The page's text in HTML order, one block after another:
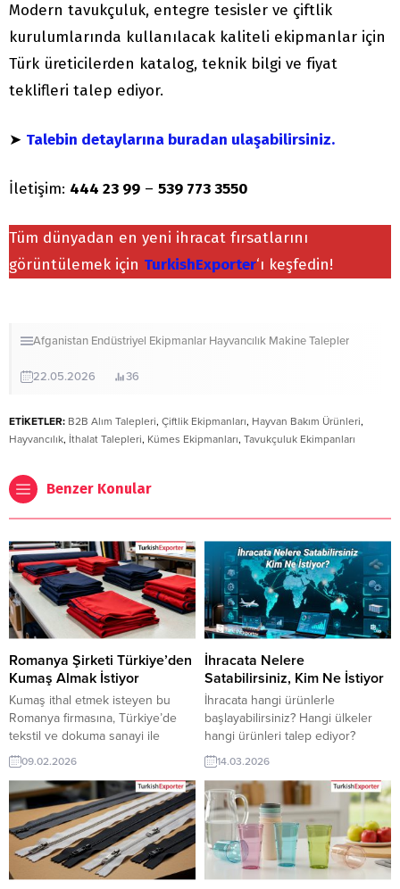
Modern tavukçuluk, entegre tesisler ve çiftlik
kurulumlarında kullanılacak kaliteli ekipmanlar için
Türk üreticilerden katalog, teknik bilgi ve fiyat
teklifleri talep ediyor.
➤ Talebin detaylarına buradan ulaşabilirsiniz.
İletişim: 444 23 99 – 539 773 3550
Tüm dünyadan en yeni ihracat fırsatlarını
görüntülemek için TurkishExporter‘ı keşfedin!
Afganistan Endüstriyel Ekipmanlar Hayvancılık MakineTalepler
22.05.2026 36
ETİKETLER: B2B Alım Talepleri, Çiftlik Ekipmanları, Hayvan Bakım Ürünleri,
Hayvancılık, İthalat Talepleri, Kümes Ekipmanları, Tavukçuluk Ekimpanları
Benzer Konular
Romanya Şirketi Türkiye’den
Kumaş Almak İstiyor
Kumaş ithal etmek isteyen bu
Romanya firmasına, Türkiye’de
tekstil ve dokuma sanayi ile
kumaş üreticisi veya tedarikçisi
olan ihracatçı firmalar teklif
sunabilirler. Yeni bir ihracat pazarı
fırsatı olan bu alım ilanının iletişim
bilgilerine TurkishExporter VIP
üyeleri ile TE üyelik kredisi sahibi
ihracat şirketleri erişebilmektedir.
➤ Bu ithalat alım talebinin
09.02.2026
İhracata Nelere
Satabilirsiniz, Kim Ne İstiyor
İhracata hangi ürünlerle
başlayabilirsiniz? Hangi ülkeler
hangi ürünleri talep ediyor?
TurkishExporter Import Export
Trade Leads verileriyle küresel
alıcıların güncel taleplerini
keşfedin, sektörlere göre fırsatları
analiz edin ve ürünlerinizi doğru
pazarlara ulaştırmanın yollarını
öğrenin. Günün Alım
Taleplerinden Bazıları: Gürcistan
14.03.2026